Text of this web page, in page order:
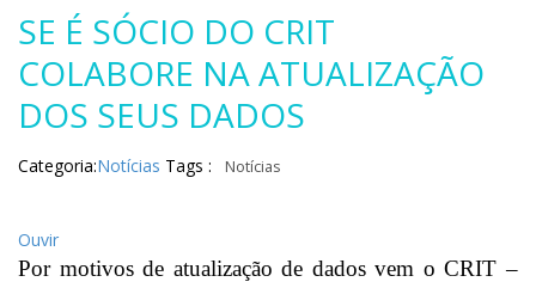
SE É SÓCIO DO CRIT
COLABORE NA ATUALIZAÇÃO
DOS SEUS DADOS
Categoria:Notícias Tags : Notícias
Ouvir
Por motivos de atualização de dados vem o CRIT –